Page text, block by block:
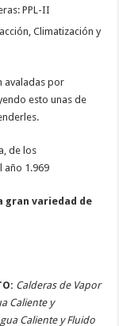
PPL-II
Climatización y
avaladas por
esto unas de
de los
año 1.969
gran variedad de
Calderas de Vapor
Caliente y
Caliente y Fluido